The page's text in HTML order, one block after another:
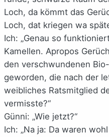
Loch, da kömmt das
Loch, dat kriegen wa
Ich: „Genau so
Kamellen. Apropos
den verschwundenen
geworden, die nach der
weibliches Ratsmitglied
vermisste?“
Günni: „Wie jetzt?“
Ich: „Na ja: Da waren